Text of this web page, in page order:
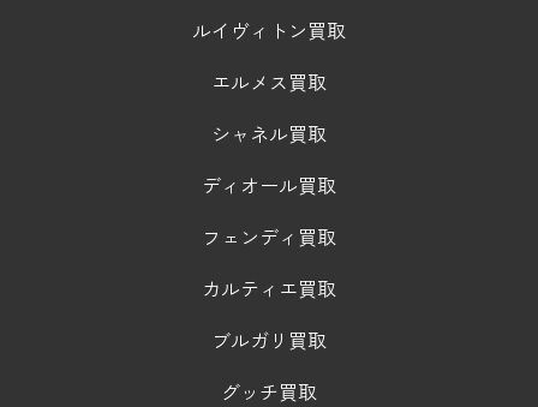
ルイヴィトン買取
エルメス買取
シャネル買取
ディオール買取
フェンディ買取
カルティエ買取
ブルガリ買取
グッチ買取